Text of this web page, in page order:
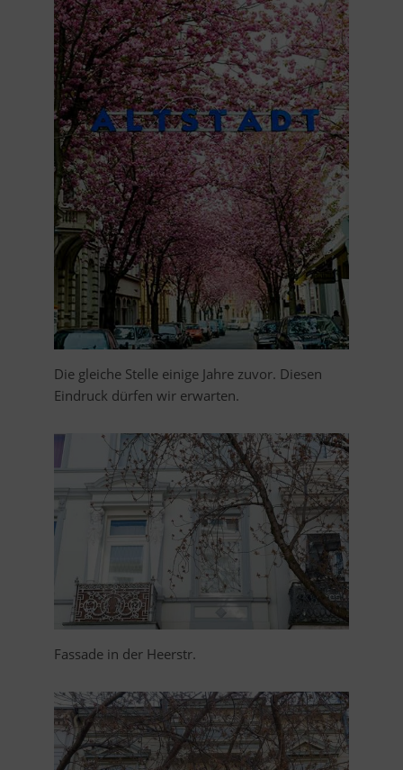
Die gleiche Stelle einige Jahre zuvor. Diesen
Eindruck dürfen wir erwarten.
Fassade in der Heerstr.